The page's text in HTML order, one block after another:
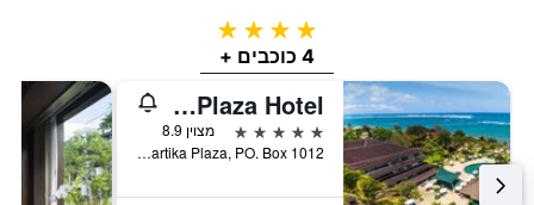
4 כוכבים
4 כוכבים +
Discovery Kartika Plaza Hotel
5 כוכבים
מצוין 8.9
Jl Kartika Plaza, PO. Box 1012, קוטה, אינדונזיה